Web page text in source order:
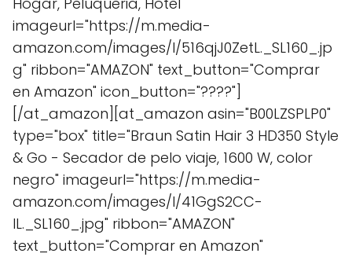
imageurl="https://m.media-
amazon.com/images/I/516qjJ0ZetL._SL160_.jp
g" ribbon="AMAZON" text_button="Comprar
en Amazon" icon_button="????"]
[/at_amazon][at_amazon asin="B00LZSPLP0"
type="box" title="Braun Satin Hair 3 HD350 Style
& Go - Secador de pelo viaje, 1600 W, color
negro" imageurl="https://m.media-
amazon.com/images/I/41GgS2CC-
IL._SL160_.jpg" ribbon="AMAZON"
text_button="Comprar en Amazon"